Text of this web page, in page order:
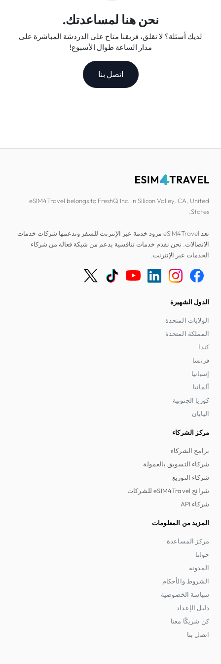
نحن هنا لمساعدتك.
لديك أسئلة؟ لا تقلق، فريقنا متاح على الدردشة المباشرة على
مدار الساعة طوال الأسبوع!
اتصل بنا
eSIM4Travel belongs to FreshQ Inc. in Silicon Valley, CA, United
States.
تعد eSIM4Travel مزود خدمة عبر الإنترنت للسفر وتدعمها شركات خدمات
الاتصالات. نحن نقدم خدمات تنافسية بدعم من شبكة فعالة من شركاء
الخدمات عبر الإنترنت.
الدول الشهيرة
الولايات المتحدة
المملكة المتحدة
كندا
فرنسا
إسبانيا
ألمانيا
كوريا الجنوبية
اليابان
مركز الشركاء
برامج الشركاء
شركاء التسويق بالعمولة
شركاء التوزيع
شرائح eSIM4Travel للشركات
شركاء API
المزيد من المعلومات
مركز المساعدة
حولنا
المدونة
الشروط والأحكام
سياسة الخصوصية
دليل الإعداد
كن شريكًا معنا
اتصل بنا